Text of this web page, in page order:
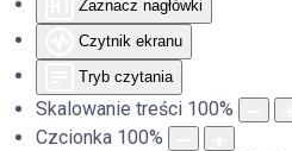
Zaznacz nagłówki
Czytnik ekranu
Tryb czytania
Skalowanie treści 100%
Czcionka 100%